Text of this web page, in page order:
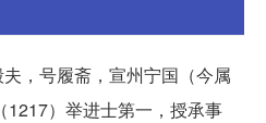
，号履斋，宣州宁国（今属
）举进士第一，授承事